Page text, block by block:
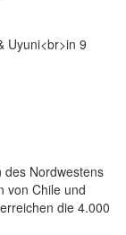
des Nordwestens
von Chile und
die 4.000